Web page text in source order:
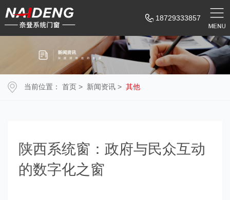
18729333857
当前位置： 首页 > 新闻资讯 > 其他
陕西系统窗：政府与民众互动
的数字化之窗